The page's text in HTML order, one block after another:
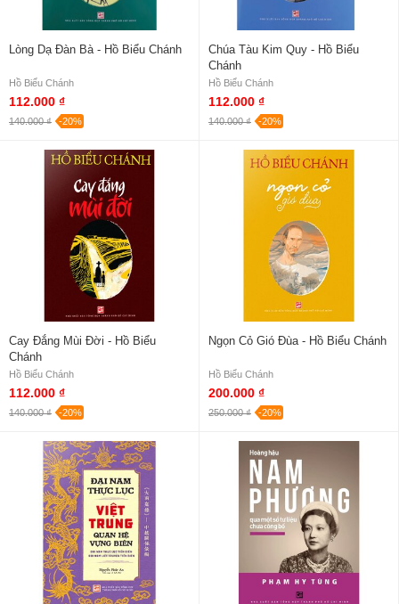
Lòng Dạ Đàn Bà - Hồ Biểu Chánh
Hồ Biểu Chánh
112.000 ₫
140.000 ₫ -20%
Chúa Tàu Kim Quy - Hồ Biểu
Chánh
Hồ Biểu Chánh
112.000 ₫
140.000 ₫ -20%
Cay Đắng Mùi Đời - Hồ Biểu
Chánh
Hồ Biểu Chánh
112.000 ₫
140.000 ₫ -20%
Ngọn Cỏ Gió Đùa - Hồ Biểu Chánh
Hồ Biểu Chánh
200.000 ₫
250.000 ₫ -20%